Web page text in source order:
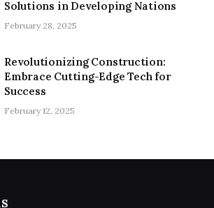
Solutions in Developing Nations
February 28, 2025
Revolutionizing Construction:
Embrace Cutting-Edge Tech for
Success
February 12, 2025